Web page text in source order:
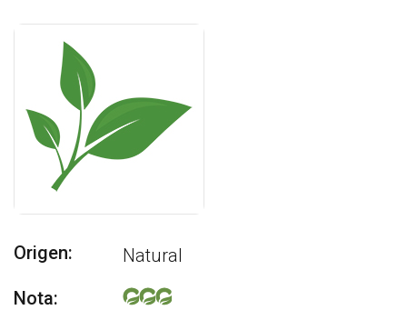
Origen:
Natural
Nota: